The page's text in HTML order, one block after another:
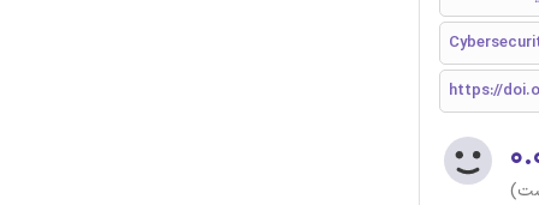
https://